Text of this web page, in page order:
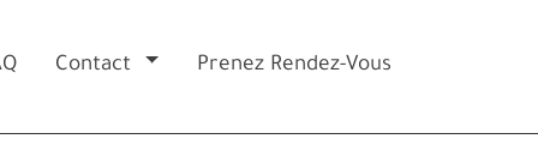
Contact Prenez Rendez-Vous